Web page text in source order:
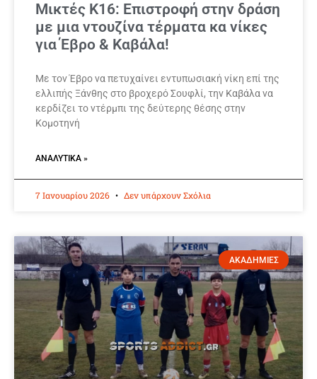
Μικτές Κ16: Επιστροφή στην δράση
με μια ντουζίνα τέρματα κα νίκες
για Έβρο & Καβάλα!
Με τον Έβρο να πετυχαίνει εντυπωσιακή νίκη επί της
ελλιπής Ξάνθης στο βροχερό Σουφλί, την Καβάλα να
κερδίζει το ντέρμπι της δεύτερης θέσης στην
Κομοτηνή
ΑΝΑΛΥΤΙΚΆ »
7 Ιανουαρίου 2026 Δεν υπάρχουν Σχόλια
ΑΚΑΔΗΜΙΕΣ